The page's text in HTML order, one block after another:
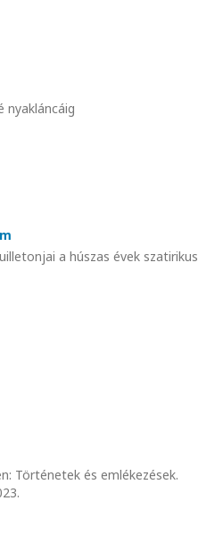
nyakláncáig
a húszas évek szatirikus
Történetek és emlékezések.